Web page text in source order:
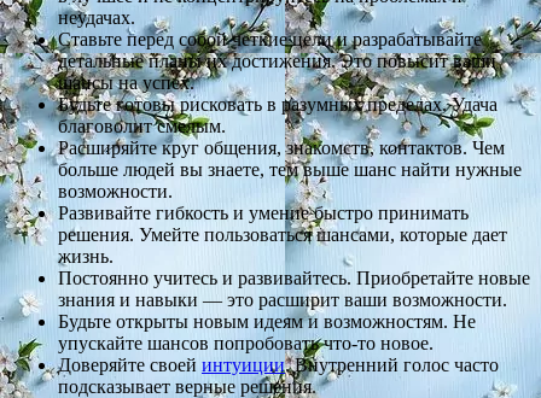
неудачах.
Ставьте перед собой четкие цели и разрабатывайте
детальные планы их достижения. Это повысит ваши
шансы на успех.
Будьте готовы рисковать в разумных пределах. Удача
благоволит смелым.
Расширяйте круг общения, знакомств, контактов. Чем
больше людей вы знаете, тем выше шанс найти нужные
возможности.
Развивайте гибкость и умение быстро принимать
решения. Умейте пользоваться шансами, которые дает
жизнь.
Постоянно учитесь и развивайтесь. Приобретайте новые
знания и навыки — это расширит ваши возможности.
Будьте открыты новым идеям и возможностям. Не
упускайте шансов попробовать что-то новое.
Доверяйте своей интуиции. Внутренний голос часто
подсказывает верные решения.